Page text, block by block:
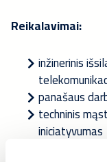
Reikalavimai:
inžinerinis
panašaus
techninis
iniciatyvumas